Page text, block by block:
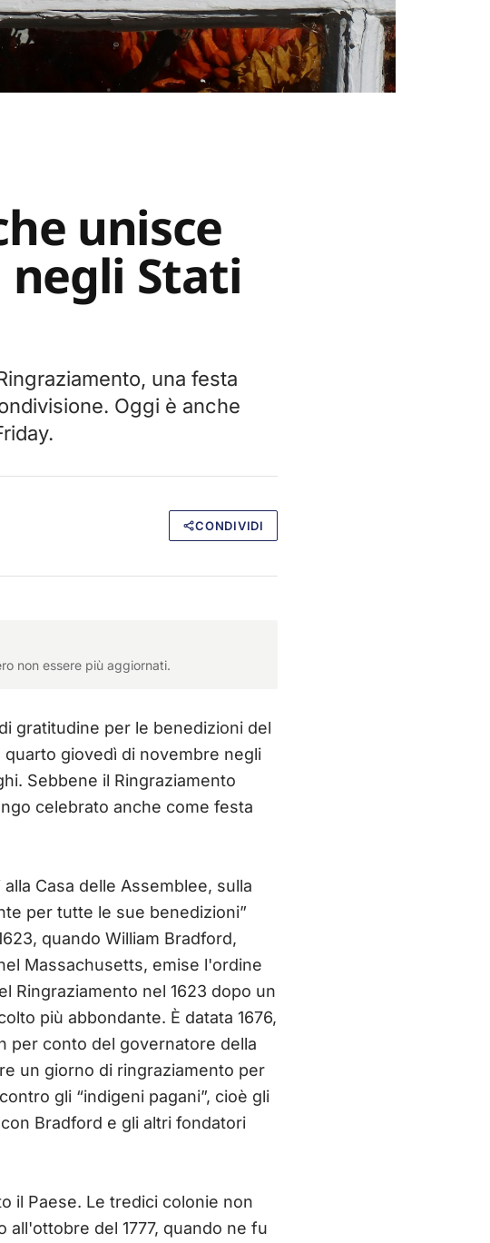
unisce
Stati
una festa
Oggi è anche
CONDIVIDI
non essere più aggiornati.
gratitudine per le benedizioni del
giovedì di novembre negli
Sebbene il Ringraziamento
celebrato anche come festa
Casa delle Assemblee, sulla
per tutte le sue benedizioni”
quando William Bradford,
Massachusetts, emise l'ordine
Ringraziamento nel 1623 dopo un
più abbondante. È datata 1676,
per conto del governatore della
un giorno di ringraziamento per
gli “indigeni pagani”, cioè gli
Bradford e gli altri fondatori
il Paese. Le tredici colonie non
del 1777, quando ne fu